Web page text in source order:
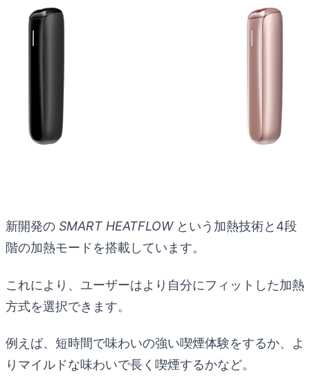
新開発の SMART HEATFLOWという加熱技術と4段
階の加熱モードを搭載しています。
これにより、ユーザーはより自分にフィットした加熱
方式を選択できます。
例えば、短時間で味わいの強い喫煙体験をするか、よ
りマイルドな味わいで長く喫煙するかなど。